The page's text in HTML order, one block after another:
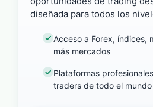
diseñada para todos los
Acceso a Forex, índices,
más mercados
Plataformas
traders de todo el mundo